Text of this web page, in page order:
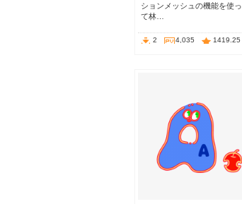
ションメッシュの機能を使っ
て林…
2 4,035 1419.25